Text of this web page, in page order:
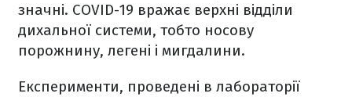
значні. COVID-19 вражає верхні відділи
дихальної системи, тобто носову
порожнину, легені і мигдалини.
Експерименти, проведені в лабораторії